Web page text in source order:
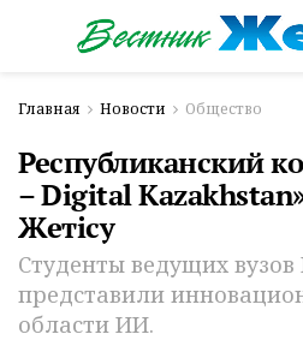
Главная Новости Общество
Республиканский
– Digital
Жетісу
Студенты ведущих вузов
представили
области ИИ.